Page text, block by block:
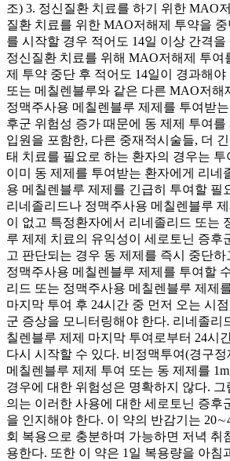
조) 3. 정신질환 치료를 하기 위한 MAO
질환 치료를 위한 MAO저해제 투약을
를 시작할 경우 적어도 14일 이상 간격
정신질환 치료를 위해 MAO저해제 투여
제 투약 중단 후 적어도 14일이 경과해야
또는 메칠렌블루와 같은 다른 MAO저해
정맥주사용 메칠렌블루 제제를 투여받
후군 위험성 증가 때문에 동 제제 투여
입원을 포함한, 다른 중재적시술들, 더
태 치료를 필요로 하는 환자의 경우는
이미 동 제제를 투여받는 환자에게 리네
용 메칠렌블루 제제를 긴급히 투여할 필
리네졸리드나 정맥주사용 메칠렌블루
이 없고 특정환자에서 리네졸리드 또는
루 제제 치료의 유익성이 세로토닌 증후
고 판단되는 경우 동 제제를 즉시 중단
정맥주사용 메칠렌블루 제제를 투여할
리드 또는 정맥주사용 메칠렌블루 제제
마지막 투여 후 24시간 중 먼저 오는 시
군 증상을 모니터링해야 한다. 리네졸리
칠렌블루 제제 마지막 투여로부터 24시
다시 시작할 수 있다. 비정맥투여(경구
메칠렌블루 제제 투여 또는 동 제제를
경우에 대한 위험성은 명확하지 않다.
의는 이러한 사용에 대한 세로토닌 증후
을 인지해야 한다. 이 약의 반감기는
회 복용으로 충분하며 가능하면 저녁 취
용한다. 또한 이 약은 1일 복용량을 아침